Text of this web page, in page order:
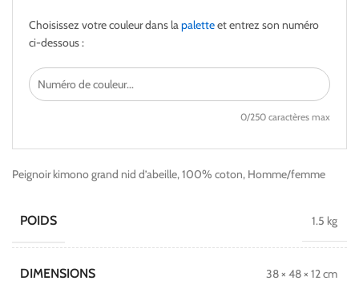
Choisissez votre couleur dans lapaletteet entrez son numéro
ci-dessous :
0/250 caractères max
Peignoir kimono grand nid d’abeille, 100% coton, Homme/femme
POIDS 1.5 kg
DIMENSIONS 38 × 48 × 12 cm